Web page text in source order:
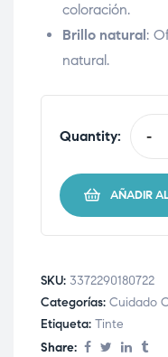
coloración.
Brillo natural:
natural.
Quantity: -
AÑADIR
SKU: 3372290180722
Categorías: Cuidado
Etiqueta: Tinte
Share: